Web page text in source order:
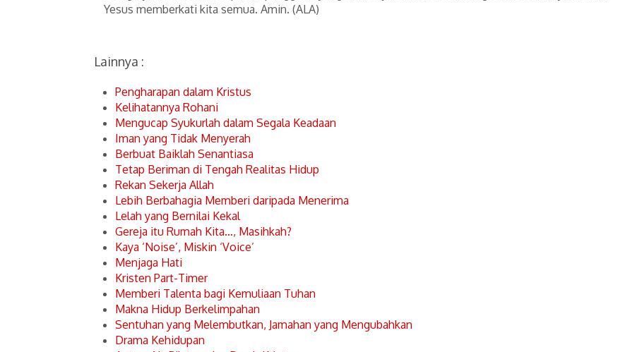
Yesus memberkati kita semua. Amin. (ALA)
Lainnya :
Pengharapan dalam Kristus
Kelihatannya Rohani
Mengucap Syukurlah dalam Segala Keadaan
Iman yang Tidak Menyerah
Berbuat Baiklah Senantiasa
Tetap Beriman di Tengah Realitas Hidup
Rekan Sekerja Allah
Lebih Berbahagia Memberi daripada Menerima
Lelah yang Bernilai Kekal
Gereja itu Rumah Kita…, Masihkah?
Kaya ‘Noise’, Miskin ‘Voice’
Menjaga Hati
Kristen Part-Timer
Memberi Talenta bagi Kemuliaan Tuhan
Makna Hidup Berkelimpahan
Sentuhan yang Melembutkan, Jamahan yang Mengubahkan
Drama Kehidupan